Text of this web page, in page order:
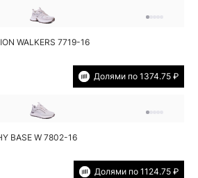
WALKERS 7719-16
Долями по 1374.75 ₽
BASE W 7802-16
Долями по 1124.75 ₽